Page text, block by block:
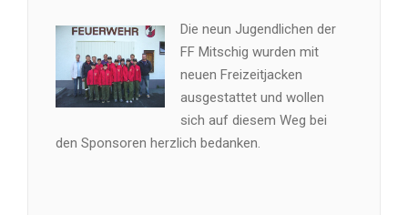
Die neun Jugendlichen der
FF Mitschig wurden mit
neuen Freizeitjacken
ausgestattet und wollen
sich auf diesem Weg bei
den Sponsoren herzlich bedanken.